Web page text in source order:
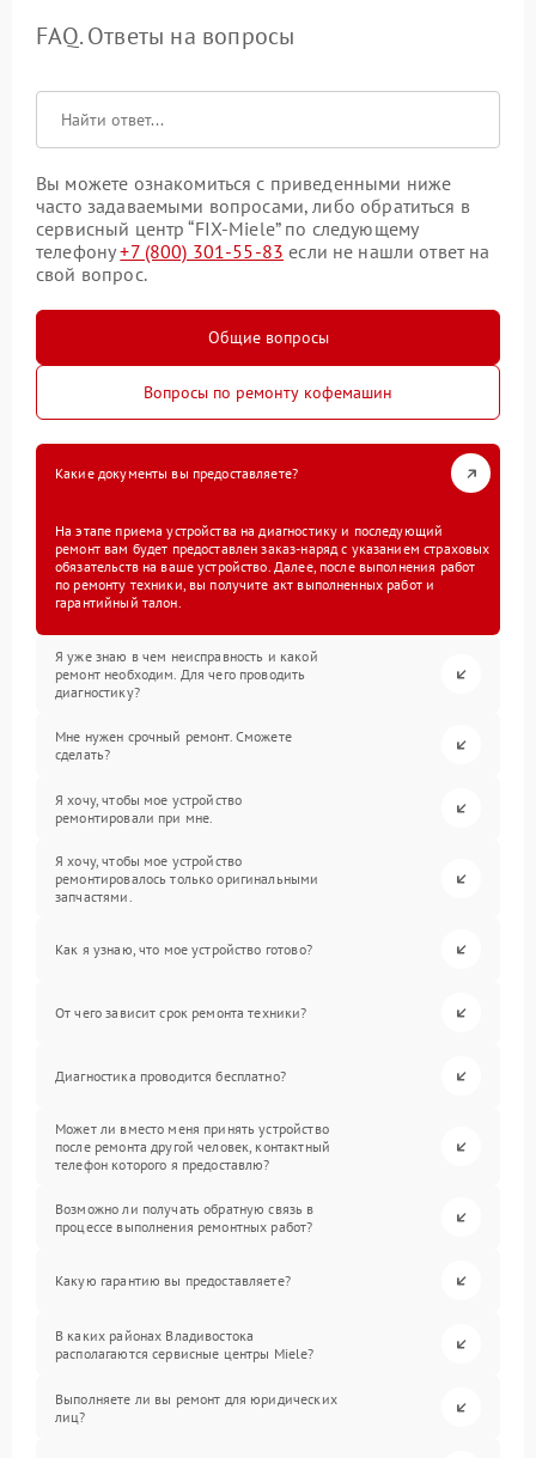
FAQ. Ответы на вопросы
Вы можете ознакомиться с приведенными ниже
часто задаваемыми вопросами, либо обратиться в
сервисный центр “FIX-Miele” по следующему
телефону+7 (800) 301-55-83 если не нашли ответ на
свой вопрос.
Общие вопросы
Вопросы по ремонту кофемашин
Какие документы вы предоставляете?
На этапе приема устройства на диагностику и последующий
ремонт вам будет предоставлен заказ-наряд с указанием страховых
обязательств на ваше устройство. Далее, после выполнения работ
по ремонту техники, вы получите акт выполненных работ и
гарантийный талон.
Я уже знаю в чем неисправность и какой
ремонт необходим. Для чего проводить
диагностику?
Мне нужен срочный ремонт. Сможете
сделать?
Я хочу, чтобы мое устройство
ремонтировали при мне.
Я хочу, чтобы мое устройство
ремонтировалось только оригинальными
запчастями.
Как я узнаю, что мое устройство готово?
От чего зависит срок ремонта техники?
Диагностика проводится бесплатно?
Может ли вместо меня принять устройство
после ремонта другой человек, контактный
телефон которого я предоставлю?
Возможно ли получать обратную связь в
процессе выполнения ремонтных работ?
Какую гарантию вы предоставляете?
В каких районах Владивостока
располагаются сервисные центры Miele?
Выполняете ли вы ремонт для юридических
лиц?